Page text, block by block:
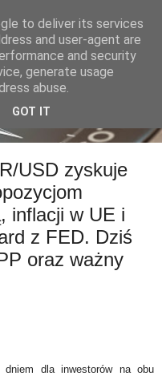
USD zyskuje
inflacji w UE i
z FED. Dziś
oraz ważny
dniem dla inwestorów na obu
to deliver its services
and user-agent are
and security
generate usage
abuse.
GOT IT